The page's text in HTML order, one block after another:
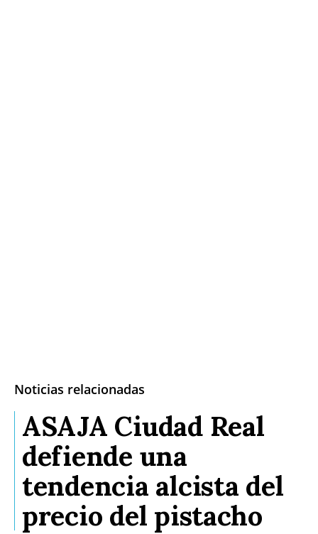
Noticias relacionadas
ASAJA Ciudad Real
defiende una
tendencia alcista del
precio del pistacho